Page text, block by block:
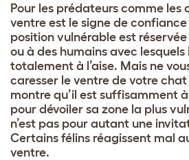
Pour les prédateurs comme les
ventre est le signe de
position vulnérable est
ou à des humains avec lesquels
totalement à l’aise. Mais ne
caresser le ventre de votre
montre qu’il est suffisamment à
pour dévoiler sa zone la plus
n’est pas pour autant une
Certains félins réagissent mal
ventre.